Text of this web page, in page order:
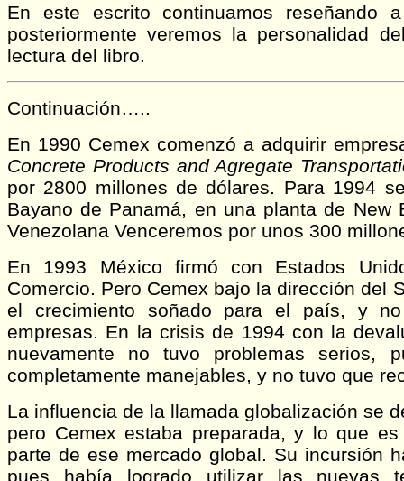
En este escrito continuamos reseñando
posteriormente veremos la personalidad
lectura del libro.
Continuación…..
En 1990 Cemex comenzó a adquirir
Concrete Products and Agregate
por 2800 millones de dólares. Para 1994
Bayano de Panamá, en una planta de
Venezolana Venceremos por unos 300
En 1993 México firmó con Estados
Comercio. Pero Cemex bajo la dirección del
el crecimiento soñado para el país, y
empresas. En la crisis de 1994 con la
nuevamente no tuvo problemas serios,
completamente manejables, y no tuvo que
La influencia de la llamada globalización se
pero Cemex estaba preparada, y lo que
parte de ese mercado global. Su incursión
pues había logrado utilizar las nuevas